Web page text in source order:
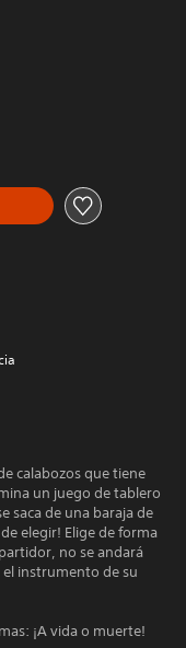
calabozos que tiene
un juego de tablero
saca de una baraja de
elegir! Elige de forma
no se andará
instrumento de su
¡A vida o muerte!